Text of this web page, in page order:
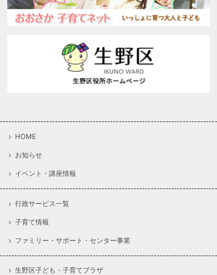
HOME
お知らせ
イベント・講座情報
行政サービス一覧
子育て情報
ファミリー・サポート・センター事業
生野区子ども・子育てプラザ